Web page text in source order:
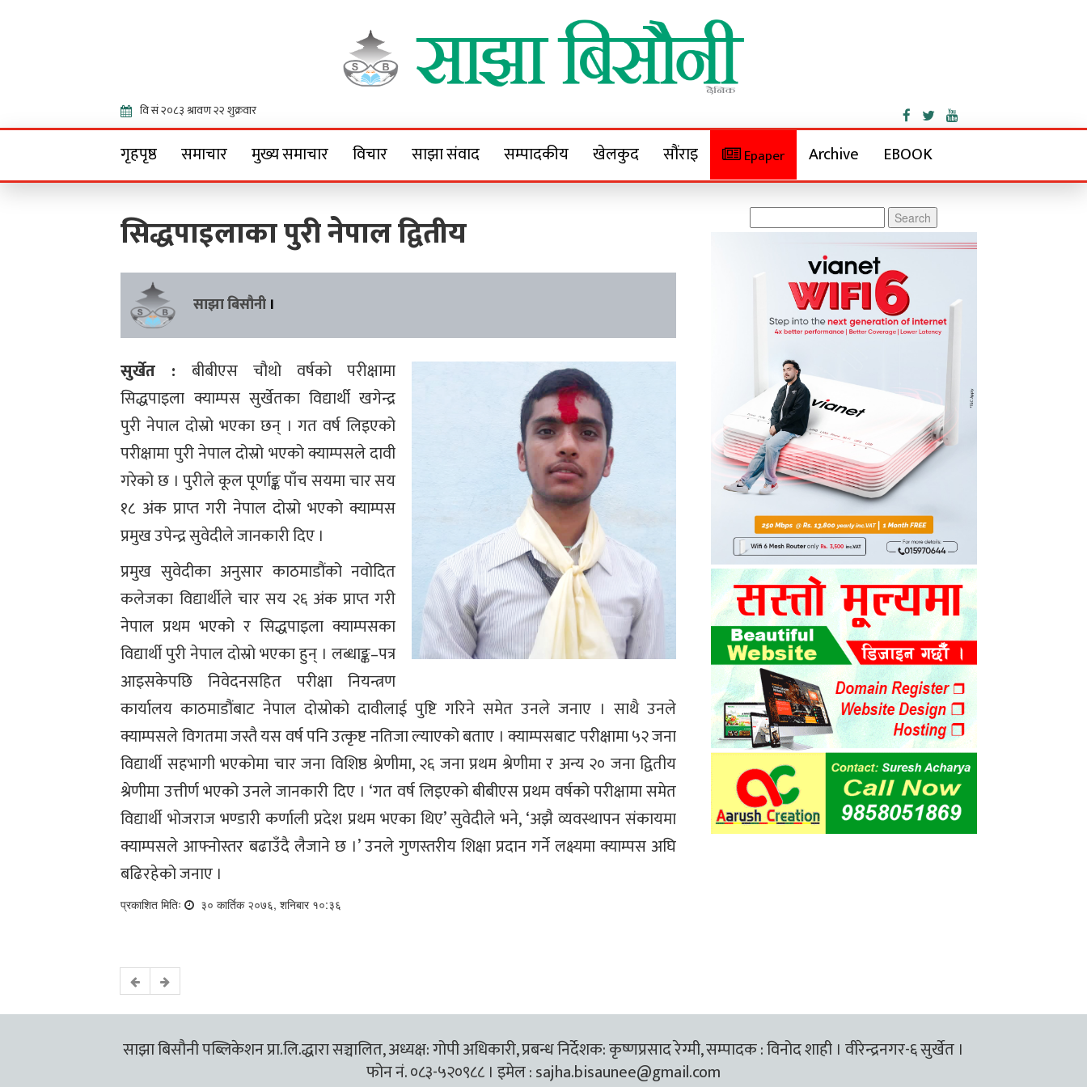
Sajha Bisaunee
गृहपृष्ठ समाचार मुख्य समाचार विचार साझा संवाद सम्पादकीय खेलकुद सौंराइ Epaper Archive EBOOK
सिद्धपाइलाका पुरी नेपाल द्वितीय
साझा बिसौनी ।
सुर्खेत :बीबीएस चौथो वर्षको परीक्षामा
सिद्धपाइला क्याम्पस सुर्खेतका विद्यार्थी खगेन्द्र
पुरी नेपाल दोस्रो भएका छन् । गत वर्ष लिइएको
परीक्षामा पुरी नेपाल दोस्रो भएको क्याम्पसले दावी
गरेको छ । पुरीले कूल पूर्णाङ्क पाँच सयमा चार सय
१८ अंक प्राप्त गरी नेपाल दोस्रो भएको क्याम्पस
प्रमुख उपेन्द्र सुवेदीले जानकारी दिए ।
प्रमुख सुवेदीका अनुसार काठमाडौंको नवोदित
कलेजका विद्यार्थीले चार सय २६ अंक प्राप्त गरी
नेपाल प्रथम भएको र सिद्धपाइला क्याम्पसका
विद्यार्थी पुरी नेपाल दोस्रो भएका हुन् । लब्धाङ्क–पत्र
आइसकेपछि निवेदनसहित परीक्षा नियन्त्रण
कार्यालय काठमाडौंबाट नेपाल दोस्रोको दावीलाई पुष्टि गरिने समेत उनले जनाए । साथै उनले
क्याम्पसले विगतमा जस्तै यस वर्ष पनि उत्कृष्ट नतिजा ल्याएको बताए । क्याम्पसबाट परीक्षामा ५२ जना
विद्यार्थी सहभागी भएकोमा चार जना विशिष्ठ श्रेणीमा, २६ जना प्रथम श्रेणीमा र अन्य २० जना द्वितीय
श्रेणीमा उत्तीर्ण भएको उनले जानकारी दिए । ‘गत वर्ष लिइएको बीबीएस प्रथम वर्षको परीक्षामा समेत
विद्यार्थी भोजराज भण्डारी कर्णाली प्रदेश प्रथम भएका थिए’ सुवेदीले भने, ‘अझै व्यवस्थापन संकायमा
क्याम्पसले आफ्नोस्तर बढाउँदै लैजाने छ ।’ उनले गुणस्तरीय शिक्षा प्रदान गर्ने लक्ष्यमा क्याम्पस अघि
बढिरहेको जनाए ।
प्रकाशित मितिः ३० कार्तिक २०७६, शनिबार १०:३६
for:
साझा बिसौनी पब्लिकेशन प्रा.लि.द्धारा सञ्चालित, अध्यक्ष: गोपी अधिकारी, प्रबन्ध निर्देशक: कृष्णप्रसाद रेग्मी, सम्पादक : विनोद शाही । वीरेन्द्रनगर-६ सुर्खेत ।
फोन नं. ०८३-५२०९८८ । इमेल :sajha.bisaunee@gmail.com